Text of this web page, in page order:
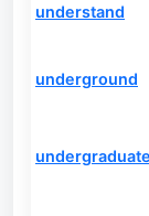
understand
underground
undergraduate